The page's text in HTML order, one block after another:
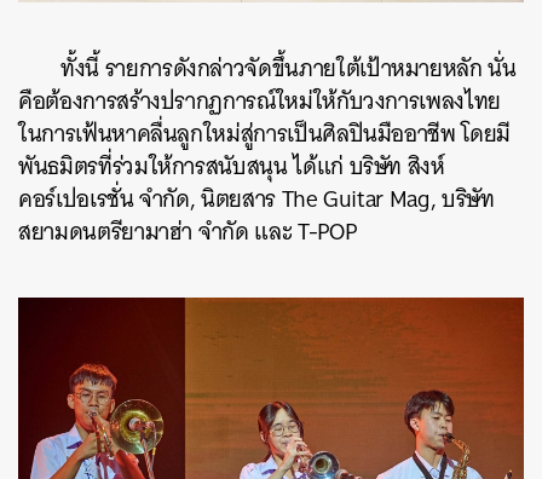
ทั้งนี้ รายการดังกล่าวจัดขึ้นภายใต้เป้าหมายหลัก นั่น
คือต้องการสร้างปรากฏการณ์ใหม่ให้กับวงการเพลงไทย
ในการเฟ้นหาคลื่นลูกใหม่สู่การเป็นศิลปินมืออาชีพ โดยมี
พันธมิตรที่ร่วมให้การสนับสนุน ได้แก่ บริษัท สิงห์
คอร์เปอเรชั่น จํากัด, นิตยสาร The Guitar Mag, บริษัท
สยามดนตรียามาฮ่า จำกัด และ T-POP